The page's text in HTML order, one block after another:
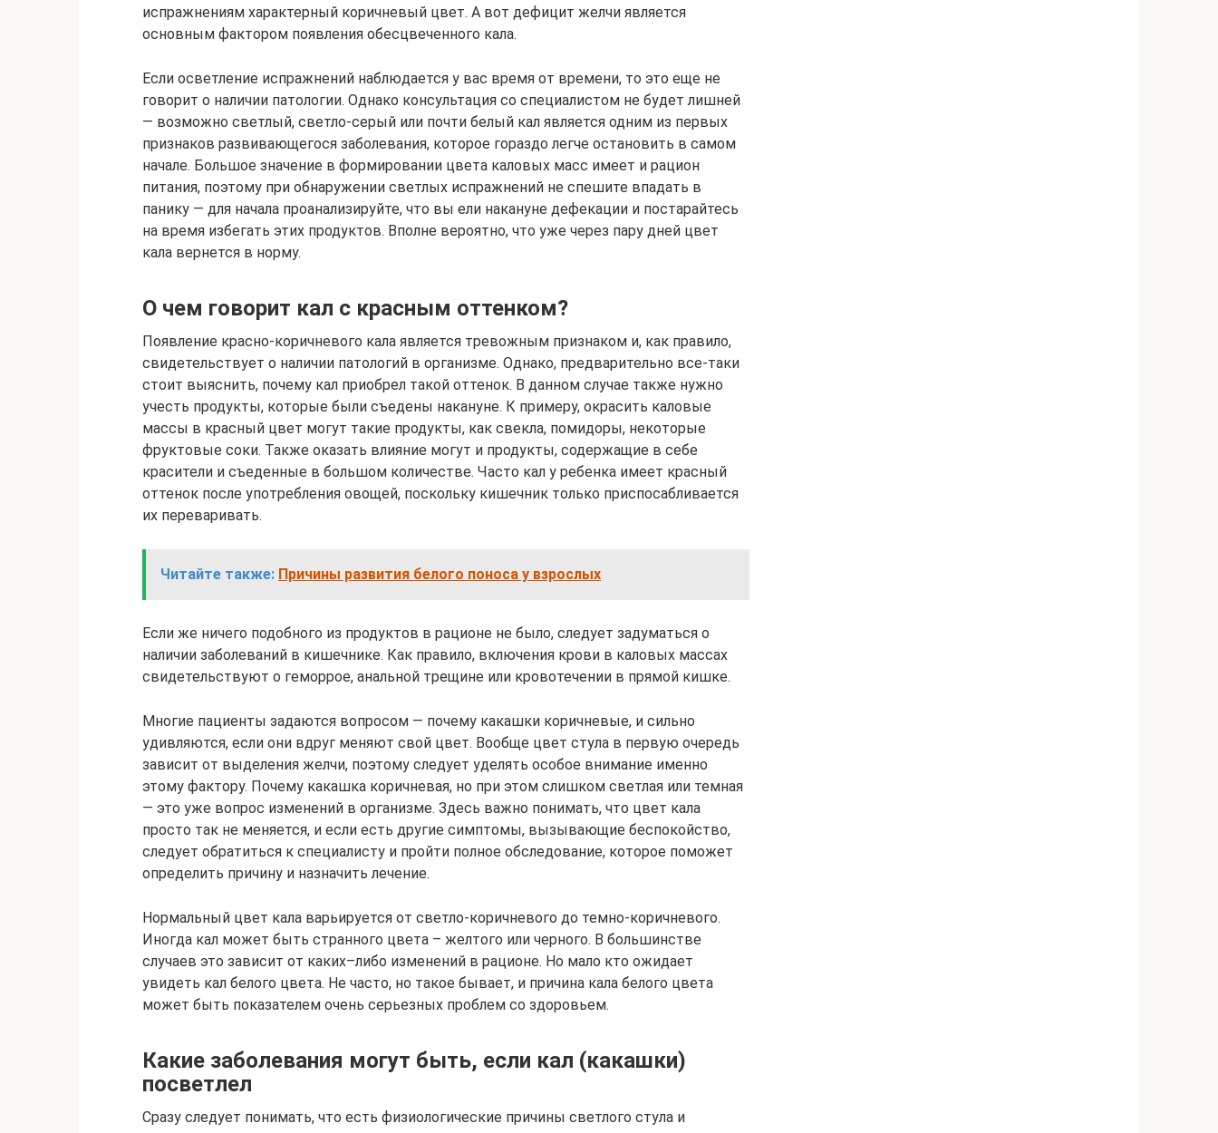
испражнениям характерный коричневый цвет. А вот дефицит желчи является
основным фактором появления обесцвеченного кала.
Если осветление испражнений наблюдается у вас время от времени, то это еще не
говорит о наличии патологии. Однако консультация со специалистом не будет лишней
— возможно светлый, светло-серый или почти белый кал является одним из первых
признаков развивающегося заболевания, которое гораздо легче остановить в самом
начале. Большое значение в формировании цвета каловых масс имеет и рацион
питания, поэтому при обнаружении светлых испражнений не спешите впадать в
панику — для начала проанализируйте, что вы ели накануне дефекации и постарайтесь
на время избегать этих продуктов. Вполне вероятно, что уже через пару дней цвет
кала вернется в норму.
О чем говорит кал с красным оттенком?
Появление красно-коричневого кала является тревожным признаком и, как правило,
свидетельствует о наличии патологий в организме. Однако, предварительно все-таки
стоит выяснить, почему кал приобрел такой оттенок. В данном случае также нужно
учесть продукты, которые были съедены накануне. К примеру, окрасить каловые
массы в красный цвет могут такие продукты, как свекла, помидоры, некоторые
фруктовые соки. Также оказать влияние могут и продукты, содержащие в себе
красители и съеденные в большом количестве. Часто кал у ребенка имеет красный
оттенок после употребления овощей, поскольку кишечник только приспосабливается
их переваривать.
Читайте также: Причины развития белого поноса у взрослых
Если же ничего подобного из продуктов в рационе не было, следует задуматься о
наличии заболеваний в кишечнике. Как правило, включения крови в каловых массах
свидетельствуют о геморрое, анальной трещине или кровотечении в прямой кишке.
Многие пациенты задаются вопросом — почему какашки коричневые, и сильно
удивляются, если они вдруг меняют свой цвет. Вообще цвет стула в первую очередь
зависит от выделения желчи, поэтому следует уделять особое внимание именно
этому фактору. Почему какашка коричневая, но при этом слишком светлая или темная
— это уже вопрос изменений в организме. Здесь важно понимать, что цвет кала
просто так не меняется, и если есть другие симптомы, вызывающие беспокойство,
следует обратиться к специалисту и пройти полное обследование, которое поможет
определить причину и назначить лечение.
Нормальный цвет кала варьируется от светло-коричневого до темно-коричневого.
Иногда кал может быть странного цвета – желтого или черного. В большинстве
случаев это зависит от каких–либо изменений в рационе. Но мало кто ожидает
увидеть кал белого цвета. Не часто, но такое бывает, и причина кала белого цвета
может быть показателем очень серьезных проблем со здоровьем.
Какие заболевания могут быть, если кал (какашки)
посветлел
Сразу следует понимать, что есть физиологические причины светлого стула и